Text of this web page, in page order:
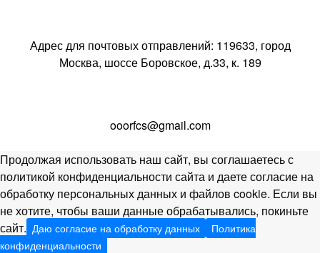
Адрес для почтовых отправлений: 119633, город
Москва, шоссе Боровское, д.33, к. 189
ooorfcs@gmail.com
Продолжая использовать наш сайт, вы соглашаетесь с
политикой конфиденциальности сайта и даете согласие на
обработку персональных данных и файлов cookie. Если вы
не хотите, чтобы ваши данные обрабатывались, покиньте
сайт. Даю согласие на обработку данных
Политика
конфиденциальности